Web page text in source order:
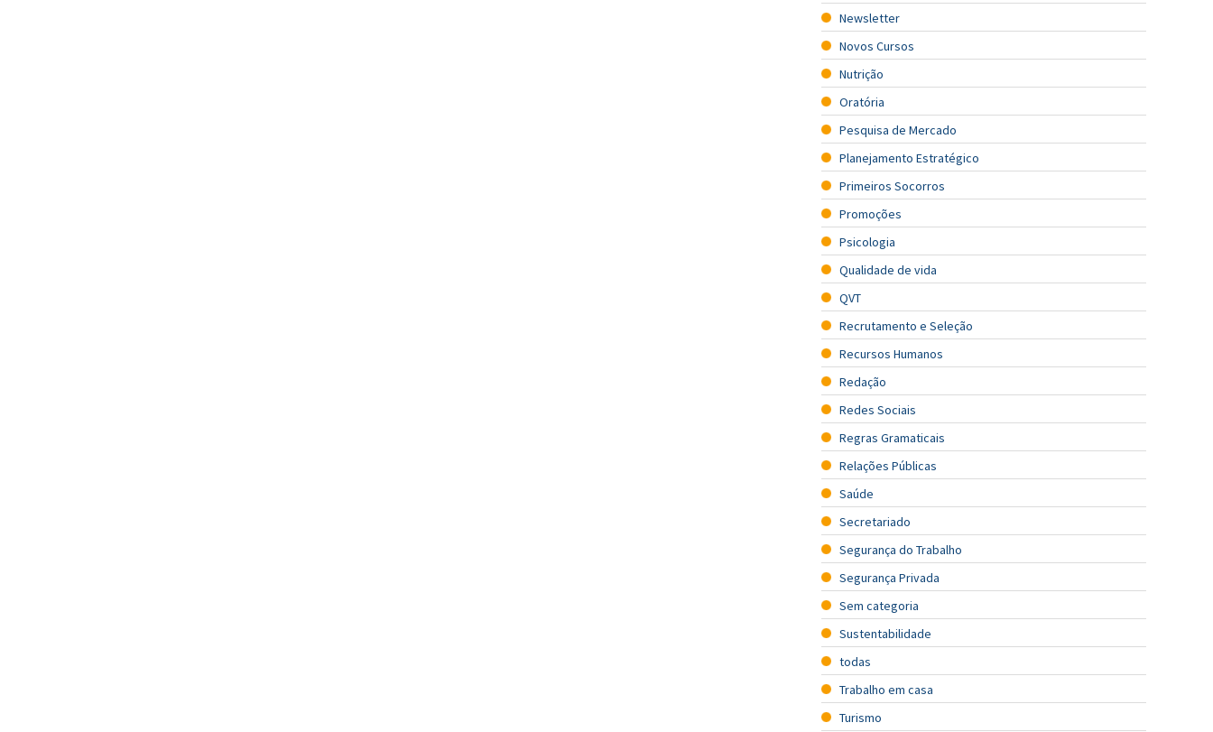
Newsletter
Novos Cursos
Nutrição
Oratória
Pesquisa de Mercado
Planejamento Estratégico
Primeiros Socorros
Promoções
Psicologia
Qualidade de vida
QVT
Recrutamento e Seleção
Recursos Humanos
Redação
Redes Sociais
Regras Gramaticais
Relações Públicas
Saúde
Secretariado
Segurança do Trabalho
Segurança Privada
Sem categoria
Sustentabilidade
todas
Trabalho em casa
Turismo